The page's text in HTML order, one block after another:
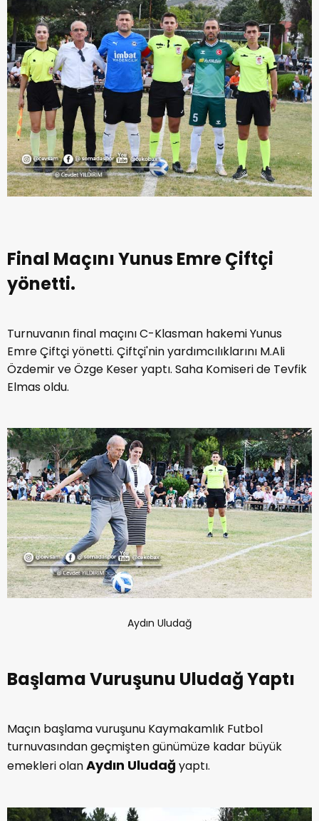
Final Maçını Yunus Emre Çiftçi
yönetti.
Turnuvanın final maçını C-Klasman hakemi Yunus
Emre Çiftçi yönetti. Çiftçi'nin yardımcılıklarını M.Ali
Özdemir ve Özge Keser yaptı. Saha Komiseri de Tevfik
Elmas oldu.
Aydın Uludağ
Başlama Vuruşunu Uludağ Yaptı
Maçın başlama vuruşunu Kaymakamlık Futbol
turnuvasından geçmişten günümüze kadar büyük
emekleri olanAydın Uludağyaptı.